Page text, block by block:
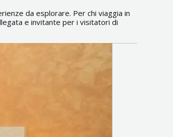
da esplorare. Per chi viaggia in
e invitante per i visitatori di